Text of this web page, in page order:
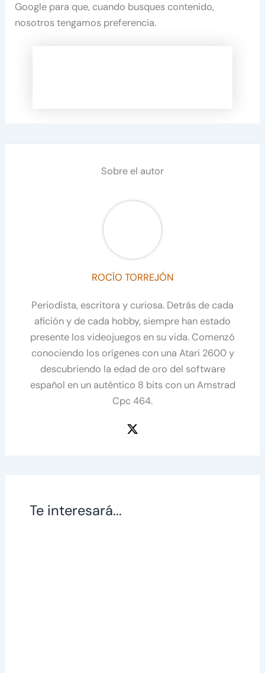
Google para que, cuando busques contenido,
nosotros tengamos preferencia.
Sobre el autor
ROCÍO TORREJÓN
Periodista, escritora y curiosa. Detrás de cada
afición y de cada hobby, siempre han estado
presente los videojuegos en su vida. Comenzó
conociendo los orígenes con una Atari 2600 y
descubriendo la edad de oro del software
español en un auténtico 8 bits con un Amstrad
Cpc 464.
Te interesará...